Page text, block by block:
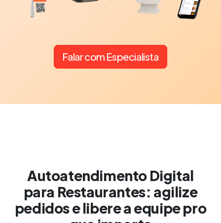
Falar com Especialista
Autoatendimento Digital
para Restaurantes: agilize
pedidos e libere a equipe pro